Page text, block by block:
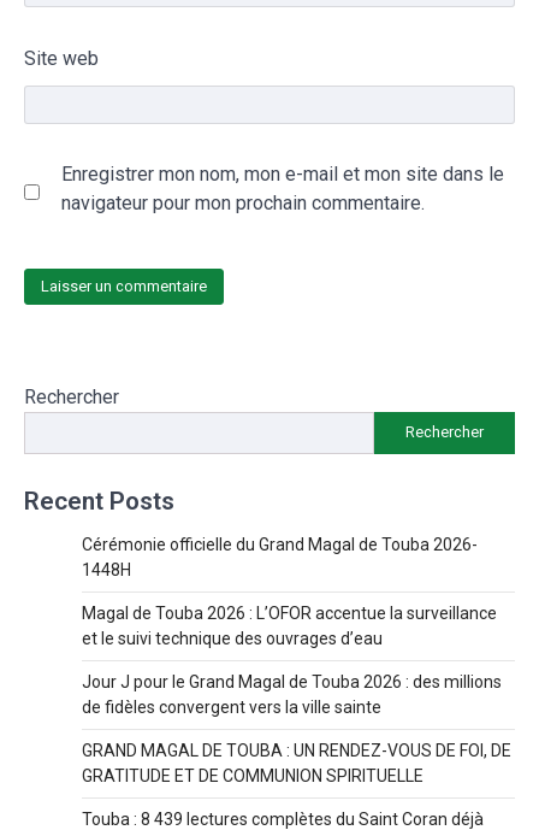
Site web
Enregistrer mon nom, mon e-mail et mon site dans le
navigateur pour mon prochain commentaire.
Rechercher
Rechercher
Recent Posts
Cérémonie officielle du Grand Magal de Touba 2026-
1448H
Magal de Touba 2026 : L’OFOR accentue la surveillance
et le suivi technique des ouvrages d’eau
Jour J pour le Grand Magal de Touba 2026 : des millions
de fidèles convergent vers la ville sainte
GRAND MAGAL DE TOUBA : UN RENDEZ-VOUS DE FOI, DE
GRATITUDE ET DE COMMUNION SPIRITUELLE
Touba : 8 439 lectures complètes du Saint Coran déjà